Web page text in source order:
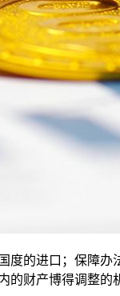
的进口；保障办
财产博得调整